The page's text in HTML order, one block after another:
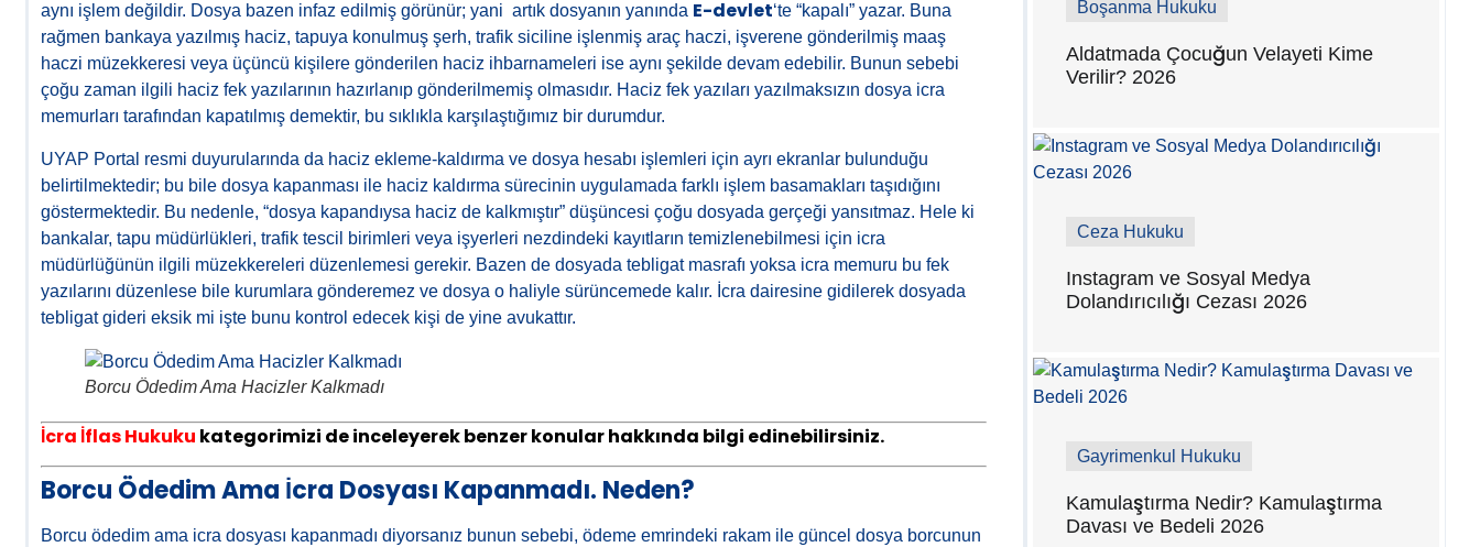
aynı işlem değildir. Dosya bazen infaz edilmiş görünür; yani artık dosyanın yanında E-devlet‘te “kapalı” yazar. Buna
rağmen bankaya yazılmış haciz, tapuya konulmuş şerh, trafik siciline işlenmiş araç haczi, işverene gönderilmiş maaş
haczi müzekkeresi veya üçüncü kişilere gönderilen haciz ihbarnameleri ise aynı şekilde devam edebilir. Bunun sebebi
çoğu zaman ilgili haciz fek yazılarının hazırlanıp gönderilmemiş olmasıdır. Haciz fek yazıları yazılmaksızın dosya icra
memurları tarafından kapatılmış demektir, bu sıklıkla karşılaştığımız bir durumdur.
UYAP Portal resmi duyurularında da haciz ekleme-kaldırma ve dosya hesabı işlemleri için ayrı ekranlar bulunduğu
belirtilmektedir; bu bile dosya kapanması ile haciz kaldırma sürecinin uygulamada farklı işlem basamakları taşıdığını
göstermektedir. Bu nedenle, “dosya kapandıysa haciz de kalkmıştır” düşüncesi çoğu dosyada gerçeği yansıtmaz. Hele ki
bankalar, tapu müdürlükleri, trafik tescil birimleri veya işyerleri nezdindeki kayıtların temizlenebilmesi için icra
müdürlüğünün ilgili müzekkereleri düzenlemesi gerekir. Bazen de dosyada tebligat masrafı yoksa icra memuru bu fek
yazılarını düzenlese bile kurumlara gönderemez ve dosya o haliyle sürüncemede kalır. İcra dairesine gidilerek dosyada
tebligat gideri eksik mi işte bunu kontrol edecek kişi de yine avukattır.
Borcu Ödedim Ama Hacizler Kalkmadı
İcra İflas Hukuku kategorimizi de inceleyerek benzer konular hakkında bilgi edinebilirsiniz.
Borcu Ödedim Ama İcra Dosyası Kapanmadı. Neden?
Borcu ödedim ama icra dosyası kapanmadı diyorsanız bunun sebebi, ödeme emrindeki rakam ile güncel dosya borcunun
Boşanma Hukuku
Aldatmada Çocuğun Velayeti Kime
Verilir? 2026
Ceza Hukuku
Instagram ve Sosyal Medya
Dolandırıcılığı Cezası 2026
Gayrimenkul Hukuku
Kamulaştırma Nedir? Kamulaştırma
Davası ve Bedeli 2026